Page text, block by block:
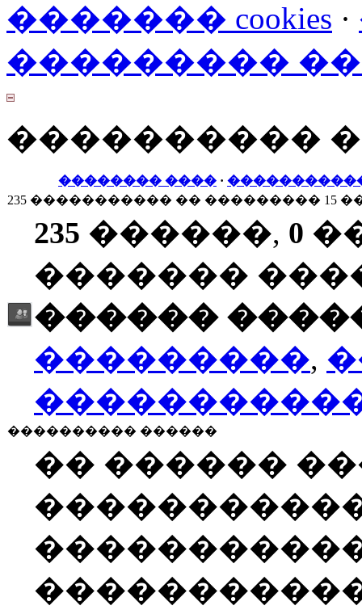
������� cookies ·
���������
����������
�������� ���� ·
235 ����������� �� ��������� 15
235 ������, 0
�������
������
���������,
���������� ������
�� ������